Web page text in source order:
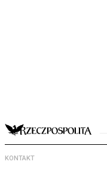
KONTAKT